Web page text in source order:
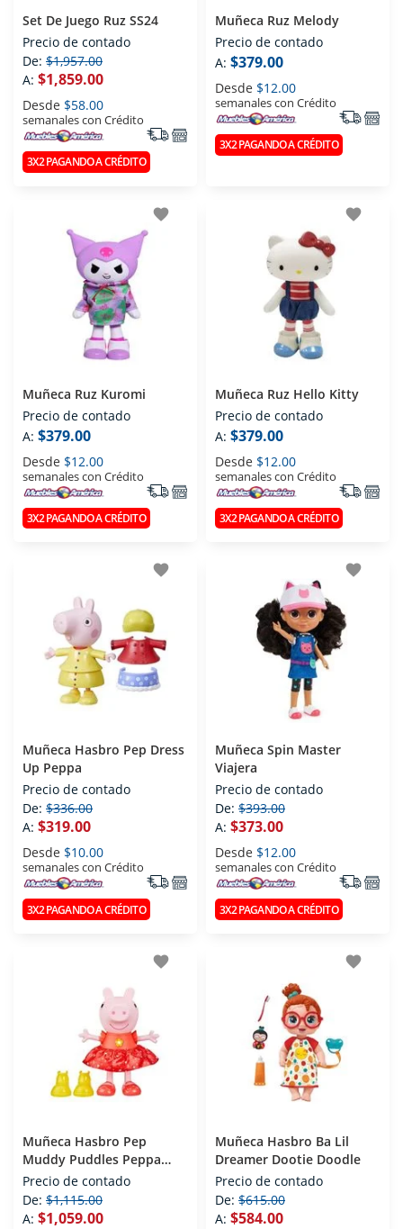
Set De Juego Ruz SS24
Precio de contado
De: $1,957.00
A: $1,859.00
Desde $58.00
semanales con Crédito
3X2 PAGANDO A CRÉDITO
Muñeca Ruz Melody
Precio de contado
A: $379.00
Desde $12.00
semanales con Crédito
3X2 PAGANDO A CRÉDITO
favorite
Muñeca Ruz Kuromi
Precio de contado
A: $379.00
Desde $12.00
semanales con Crédito
3X2 PAGANDO A CRÉDITO
favorite
Muñeca Ruz Hello Kitty
Precio de contado
A: $379.00
Desde $12.00
semanales con Crédito
3X2 PAGANDO A CRÉDITO
favorite
Muñeca Hasbro Pep Dress
Up Peppa
Precio de contado
De: $336.00
A: $319.00
Desde $10.00
semanales con Crédito
3X2 PAGANDO A CRÉDITO
favorite
Muñeca Spin Master
Viajera
Precio de contado
De: $393.00
A: $373.00
Desde $12.00
semanales con Crédito
3X2 PAGANDO A CRÉDITO
favorite
Muñeca Hasbro Pep
Muddy Puddles Peppa
Doll
Precio de contado
De: $1,115.00
A: $1,059.00
favorite
Muñeca Hasbro Ba Lil
Dreamer Dootie Doodle
Precio de contado
De: $615.00
A: $584.00